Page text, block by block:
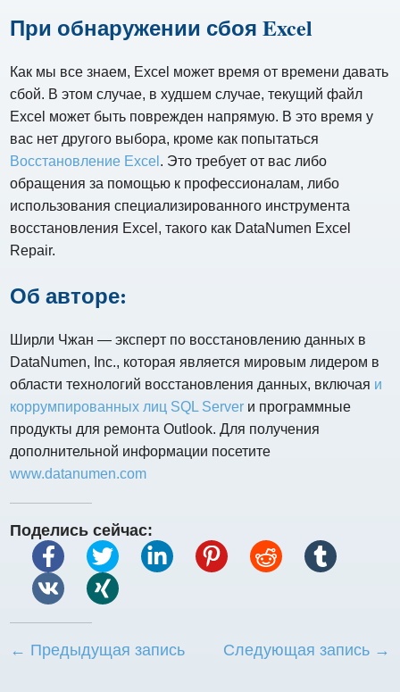
При обнаружении сбоя Excel
Как мы все знаем, Excel может время от времени давать
сбой. В этом случае, в худшем случае, текущий файл
Excel может быть поврежден напрямую. В это время у
вас нет другого выбора, кроме как попытаться
Восстановление Excel . Это требует от вас либо
обращения за помощью к профессионалам, либо
использования специализированного инструмента
восстановления Excel, такого как DataNumen Excel
Repair.
Об авторе:
Ширли Чжан — эксперт по восстановлению данных в
DataNumen, Inc., которая является мировым лидером в
области технологий восстановления данных, включая и
коррумпированных лиц SQL Server и программные
продукты для ремонта Outlook. Для получения
дополнительной информации посетите
www.datanumen.com
Поделись сейчас:
← Предыдущая запись Следующая запись →